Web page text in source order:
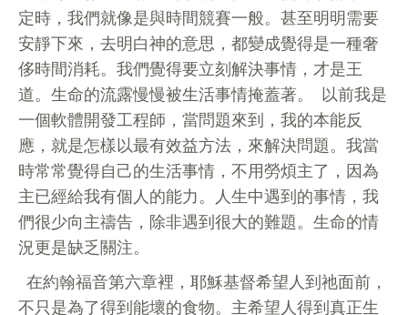
定時，我們就像是與時間競賽一般。甚至明明需要
安靜下來，去明白神的意思，都變成覺得是一種奢
侈時間消耗。我們覺得要立刻解決事情，才是王
道。生命的流露慢慢被生活事情掩蓋著。 以前我是
一個軟體開發工程師，當問題來到，我的本能反
應，就是怎樣以最有效益方法，來解決問題。我當
時常常覺得自己的生活事情，不用勞煩主了，因為
主已經給我有個人的能力。人生中遇到的事情，我
們很少向主禱告，除非遇到很大的難題。生命的情
況更是缺乏關注。
在約翰福音第六章裡，耶穌基督希望人到祂面前，
不只是為了得到能壞的食物。主希望人得到真正生